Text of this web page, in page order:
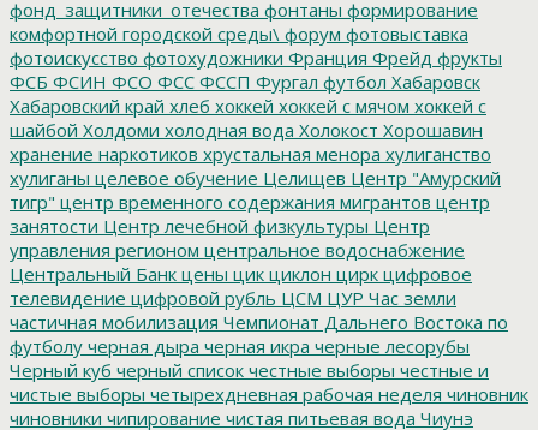
фонд_защитники_отечества фонтаны формирование
комфортной городской среды\ форум фотовыставка
фотоискусство фотохудожники Франция Фрейд фрукты
ФСБ ФСИН ФСО ФСС ФССП Фургал футбол Хабаровск
Хабаровский край хлеб хоккей хоккей с мячом хоккей с
шайбой Холдоми холодная вода Холокост Хорошавин
хранение наркотиков хрустальная менора хулиганство
хулиганы целевое обучение Целищев Центр "Амурский
тигр" центр временного содержания мигрантов центр
занятости Центр лечебной физкультуры Центр
управления регионом центральное водоснабжение
Центральный Банк цены цик циклон цирк цифровое
телевидение цифровой рубль ЦСМ ЦУР Час земли
частичная мобилизация Чемпионат Дальнего Востока по
футболу черная дыра черная икра черные лесорубы
Черный куб черный список честные выборы честные и
чистые выборы четырехдневная рабочая неделя чиновник
чиновники чипирование чистая питьевая вода Чиунэ